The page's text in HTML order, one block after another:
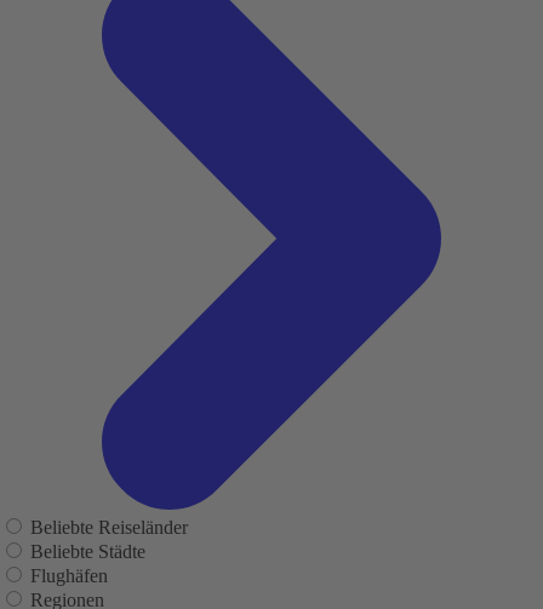
Beliebte Reiseländer
Beliebte Städte
Flughäfen
Regionen